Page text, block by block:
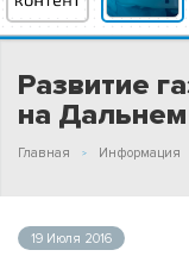
Развитие
на
Главная Информация
19 Июля 2016